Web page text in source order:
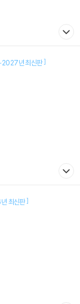
년 최신판]
최신판]